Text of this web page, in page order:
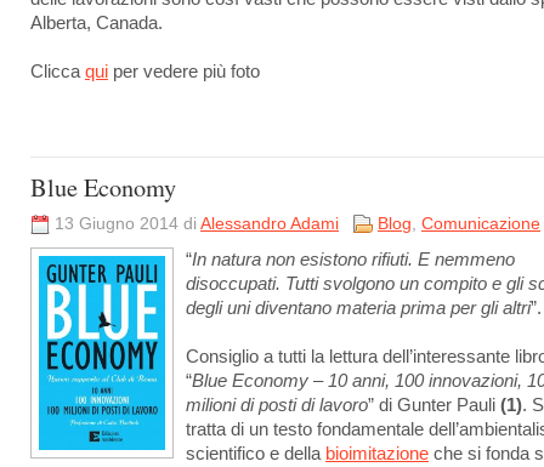
Alberta, Canada.
Clicca qui per vedere più foto
Blue Economy
13 Giugno 2014 di Alessandro Adami Blog, Comunicazione
“In natura non esistono rifiuti. E nemmeno
disoccupati. Tutti svolgono un compito e gli
degli uni diventano materia prima per gli altri”.
Consiglio a tutti la lettura dell’interessante
“Blue Economy – 10 anni, 100 innovazioni,
milioni di posti di lavoro” di Gunter Pauli (1).
tratta di un testo fondamentale
scientifico e della bioimitazione che si fonda